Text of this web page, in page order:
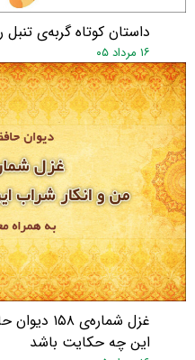
داستان کوتاه گربه‌ی
۱۶ مرداد ۰۵
غزل
این چه حکایت باشد